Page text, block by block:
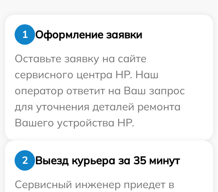
1
Оформление заявки
Оставьте заявку на сайте
сервисного центра HP. Наш
оператор ответит на Ваш запрос
для уточнения деталей ремонта
Вашего устройства HP.
2
Выезд курьера за 35 минут
Сервисный инженер приедет в